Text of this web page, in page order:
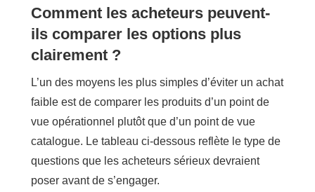
Comment les acheteurs peuvent-
ils comparer les options plus
clairement ?
L’un des moyens les plus simples d’éviter un achat
faible est de comparer les produits d’un point de
vue opérationnel plutôt que d’un point de vue
catalogue. Le tableau ci-dessous reflète le type de
questions que les acheteurs sérieux devraient
poser avant de s’engager.